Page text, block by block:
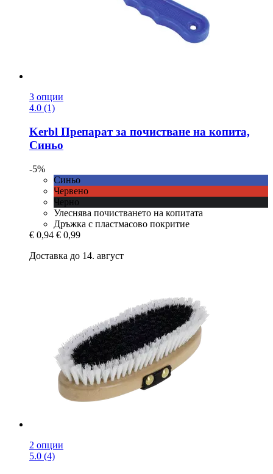
3 опции
4.0 (1)
Kerbl Препарат за почистване на копита,
Синьо
-5%
Синьо
Червено
Черно
Улеснява почистването на копитата
Дръжка с пластмасово покритие
€ 0,94 € 0,99
Доставка до 14. август
2 опции
5.0 (4)